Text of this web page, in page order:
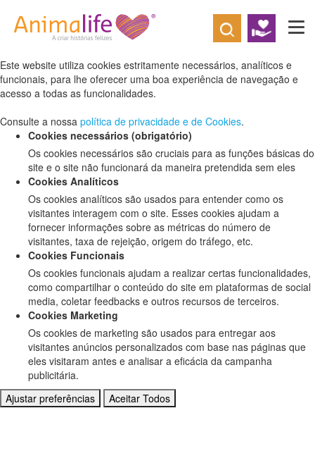
Defina as suas preferências de cookies
para este website.
Este website utiliza cookies estritamente necessários, analíticos e
funcionais, para lhe oferecer uma boa experiência de navegação e
acesso a todas as funcionalidades.
Consulte a nossa política de privacidade e de Cookies.
Cookies necessários (obrigatório)
Os cookies necessários são cruciais para as funções básicas do
site e o site não funcionará da maneira pretendida sem eles
Cookies Analíticos
Os cookies analíticos são usados para entender como os
visitantes interagem com o site. Esses cookies ajudam a
fornecer informações sobre as métricas do número de
visitantes, taxa de rejeição, origem do tráfego, etc.
Cookies Funcionais
Os cookies funcionais ajudam a realizar certas funcionalidades,
como compartilhar o conteúdo do site em plataformas de social
media, coletar feedbacks e outros recursos de terceiros.
Cookies Marketing
Os cookies de marketing são usados para entregar aos
visitantes anúncios personalizados com base nas páginas que
eles visitaram antes e analisar a eficácia da campanha
publicitária.
Ajustar preferências
Aceitar Todos